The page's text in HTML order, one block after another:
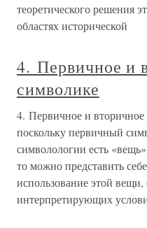
теоретического решения
областях исторической
4. Первичное и
символике
4. Первичное и
поскольку первичный
символологии есть
то можно представить
использование этой
интерпретирующих